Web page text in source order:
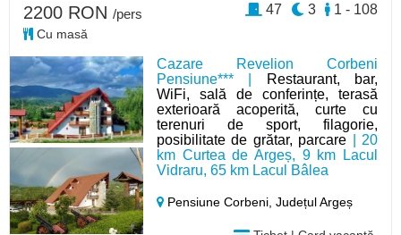
Cazare Revelion Corbeni
Pensiune*** |
Restaurant, bar,
WiFi, sală de conferințe, terasă
exterioară acoperită, curte cu
terenuri de sport, filagorie,
posibilitate de grătar, parcare | 20
km Curtea de Argeș, 9 km Lacul
Vidraru, 65 km Lacul Bâlea
Pensiune Corbeni,Județul Argeș
2200 RON /pers
Cu masă
1 - 108
3
47